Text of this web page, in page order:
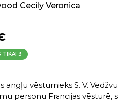
Cecily Veronica
TIKAI 3
angļu vēsturnieks S. V.
personu Francijas vēsturē,